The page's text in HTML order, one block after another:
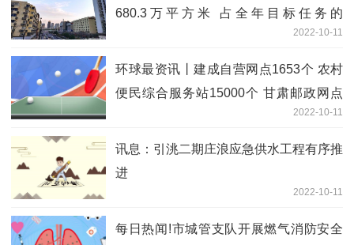
680.3万平方米 占全年目标任务的
2022-10-11
环球最资讯丨建成自营网点1653个 农村
便民综合服务站15000个 甘肃邮政网点
2022-10-11
讯息：引洮二期庄浪应急供水工程有序推
进
2022-10-11
每日热闻!市城管支队开展燃气消防安全